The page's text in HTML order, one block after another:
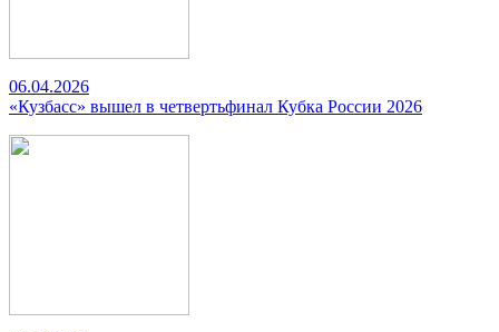
06.04.2026
«Кузбасс» вышел в четвертьфинал Кубка России 2026